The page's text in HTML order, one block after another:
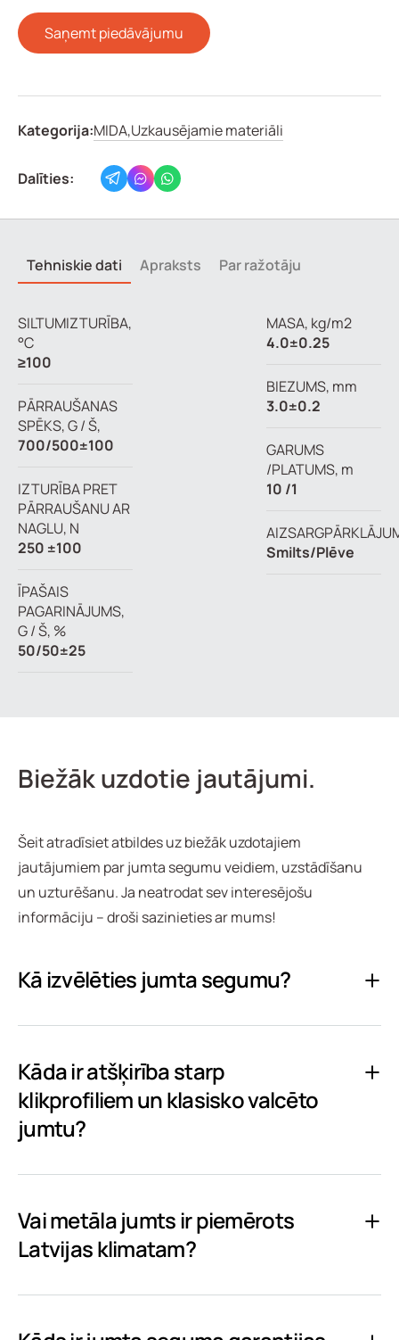
Saņemt piedāvājumu
Kategorija:MIDA,Uzkausējamie materiāli
Dalīties:
Tehniskie dati Apraksts Par ražotāju
SILTUMIZTURĪBA,
°C
≥100
PĀRRAUŠANAS
SPĒKS, G / Š,
700/500±100
IZTURĪBA PRET
PĀRRAUŠANU AR
NAGLU, N
250 ±100
ĪPAŠAIS
PAGARINĀJUMS,
G / Š, %
50/50±25
MASA, kg/m2
4.0±0.25
BIEZUMS, mm
3.0±0.2
GARUMS
/PLATUMS, m
10 /1
Smilts/Plēve
Biežāk uzdotie jautājumi.
Šeit atradīsiet atbildes uz biežāk uzdotajiem
jautājumiem par jumta segumu veidiem, uzstādīšanu
un uzturēšanu. Ja neatrodat sev interesējošu
informāciju – droši sazinieties ar mums!
Kā izvēlēties jumta segumu?
Kāda ir atšķirība starp
klikprofiliem un klasisko valcēto
jumtu?
Vai metāla jumts ir piemērots
Latvijas klimatam?